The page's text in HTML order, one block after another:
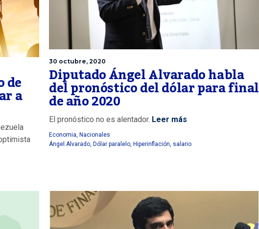
de
a
30 octubre, 2020
Diputado Ángel Alvarado habla
del pronóstico del dólar para final
de año 2020
El pronóstico no es alentador. Leer más
Economia, Nacionales
Ángel Alvarado, Dólar paralelo, Hiperinflación, salario